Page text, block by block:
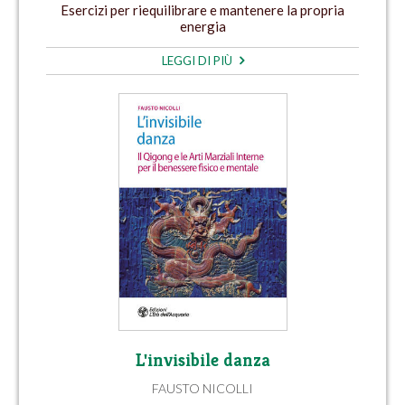
Esercizi per riequilibrare e mantenere la propria
energia
LEGGI DI PIÙ
L'invisibile danza
FAUSTO NICOLLI